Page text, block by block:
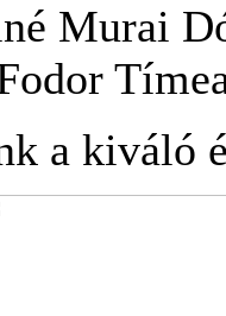
Murai
a kiváló